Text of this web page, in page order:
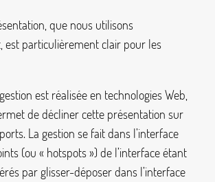
que nous utilisons
est particulièrement clair pour les
est réalisée en technologies Web,
de décliner cette présentation sur
La gestion se fait dans l’interface
(ou « hotspots») de l’interface étant
par glisser-déposer dans l’interface